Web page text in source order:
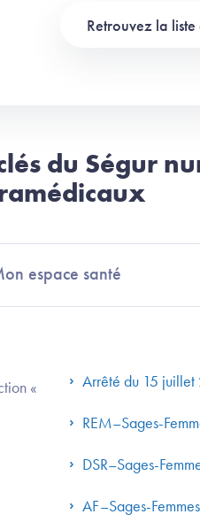
Retrouvez la
du Ségur
espace santé
«
Arrêté du 15
REM–Sages-
DSR–Sages-
AF–Sages-